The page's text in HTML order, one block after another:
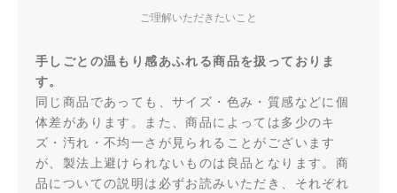
ご理解いただきたいこと
手しごとの温もり感あふれる商品を扱っておりま
す。
同じ商品であっても、サイズ・色み・質感などに個
体差があります。また、商品によっては多少のキ
ズ・汚れ・不均一さが見られることがございます
が、製法上避けられないものは良品となります。商
品についての説明は必ずお読みいただき、それぞれ